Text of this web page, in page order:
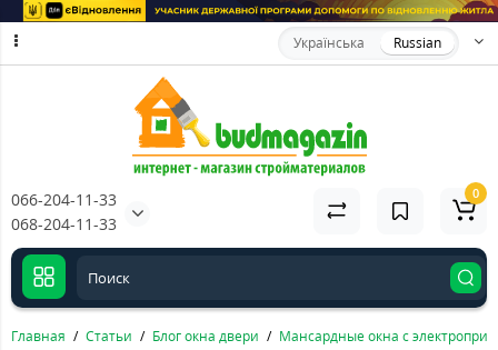
Українська Russian
066-204-11-33
068-204-11-33
0
Главная Статьи Блог окна двери Мансардные окна с